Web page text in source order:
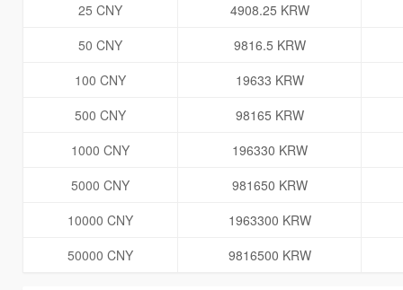
25 CNY
4908.25 KRW
50 CNY
9816.5 KRW
100 CNY
19633 KRW
500 CNY
98165 KRW
1000 CNY
196330 KRW
5000 CNY
981650 KRW
10000 CNY
1963300 KRW
50000 CNY
9816500 KRW